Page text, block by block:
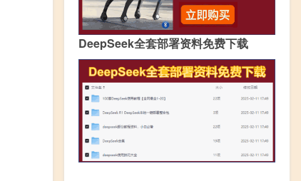
DeepSeek全套部署资料免费下载